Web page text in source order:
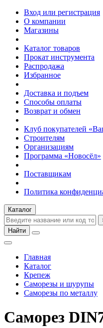
Вход или регистрация
О компании
Магазины
Каталог товаров
Прокат инструмента
Распродажа
Избранное
Доставка и подъем
Способы оплаты
Возврат и обмен
Клуб покупателей
Строителям
Организациям
Программа «Новосёл»
Поставщикам
Политика
Каталог
Найти
Главная
Каталог
Крепеж
Саморезы и шурупы
Саморезы по металлу
Саморез